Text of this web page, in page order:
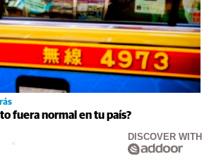
fuera normal en tu país?
DISCOVER WITH